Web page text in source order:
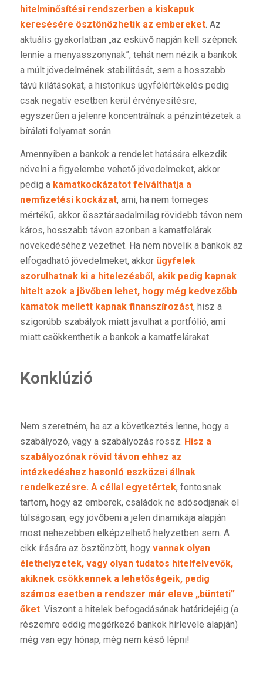
hitelminősítési rendszerben a kiskapuk
keresésére ösztönözhetik az embereket. Az
aktuális gyakorlatban „az esküvő napján kell szépnek
lennie a menyasszonynak”, tehát nem nézik a bankok
a múlt jövedelmének stabilitását, sem a hosszabb
távú kilátásokat, a historikus ügyfélértékelés pedig
csak negatív esetben kerül érvényesítésre,
egyszerűen a jelenre koncentrálnak a pénzintézetek a
bírálati folyamat során.
Amennyiben a bankok a rendelet hatására elkezdik
növelni a figyelembe vehető jövedelmeket, akkor
pedig a kamatkockázatot felválthatja a
nemfizetési kockázat, ami, ha nem tömeges
mértékű, akkor össztársadalmilag rövidebb távon nem
káros, hosszabb távon azonban a kamatfelárak
növekedéséhez vezethet. Ha nem növelik a bankok az
elfogadható jövedelmeket, akkor ügyfelek
szorulhatnak ki a hitelezésből, akik pedig kapnak
hitelt azok a jövőben lehet, hogy még kedvezőbb
kamatok mellett kapnak finanszírozást, hisz a
szigorúbb szabályok miatt javulhat a portfólió, ami
miatt csökkenthetik a bankok a kamatfelárakat.
Konklúzió
Nem szeretném, ha az a következtés lenne, hogy a
szabályozó, vagy a szabályozás rossz. Hisz a
szabályozónak rövid távon ehhez az
intézkedéshez hasonló eszközei állnak
rendelkezésre. A céllal egyetértek, fontosnak
tartom, hogy az emberek, családok ne adósodjanak el
túlságosan, egy jövőbeni a jelen dinamikája alapján
most nehezebben elképzelhető helyzetben sem. A
cikk írására az ösztönzött, hogy vannak olyan
élethelyzetek, vagy olyan tudatos hitelfelvevők,
akiknek csökkennek a lehetőségeik, pedig
számos esetben a rendszer már eleve „bünteti”
őket. Viszont a hitelek befogadásának határidejéig (a
részemre eddig megérkező bankok hírlevele alapján)
még van egy hónap, még nem késő lépni!